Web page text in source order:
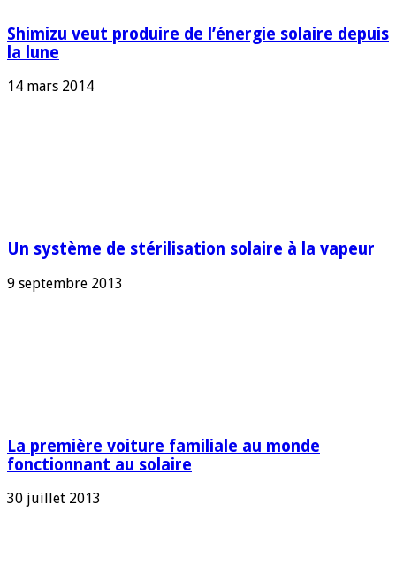
Shimizu veut produire de l’énergie solaire depuis
la lune
14 mars 2014
Un système de stérilisation solaire à la vapeur
9 septembre 2013
La première voiture familiale au monde
fonctionnant au solaire
30 juillet 2013